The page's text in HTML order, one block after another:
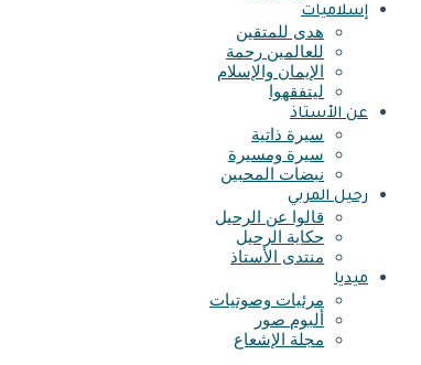
إسلاميات
هدى للمتقين
للعالمين رحمة
الإيمان والإسلام
ليتفقهوا
عن الأستاذ
سيرة ذاتية
سيرة ومسيرة
نبضات المحبين
رحيل المربي
قالوا عن الرحيل
حكاية الرحيل
منتدى الأستاذ
ميديا
مرئيات وصوتيات
ألبوم صور
مجلة الإشعاع